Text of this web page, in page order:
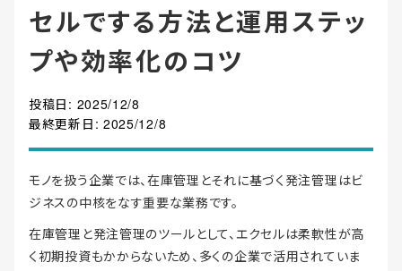
お役立ち情報
セルでする方法と運用ステッ
プや効率化のコツ
投稿日: 2025/12/8
最終更新日: 2025/12/8
モノを扱う企業では、在庫管理とそれに基づく発注管理はビ
ジネスの中核をなす重要な業務です。
在庫管理と発注管理のツールとして、エクセルは柔軟性が高
く初期投資もかからないため、多くの企業で活用されていま